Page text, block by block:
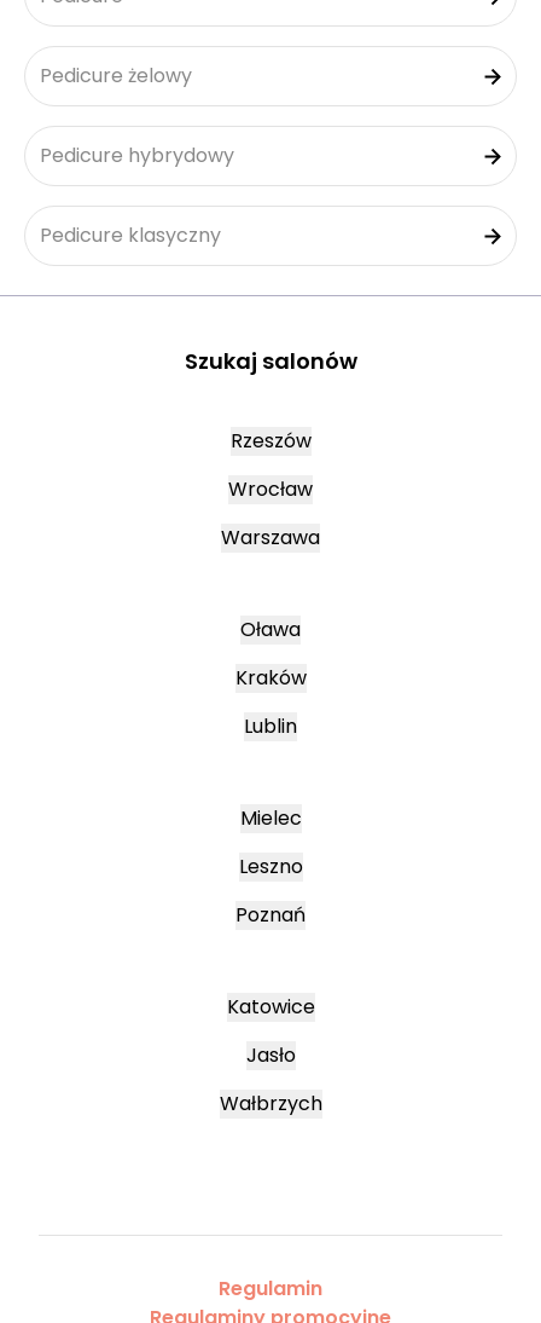
Pedicure żelowy
Pedicure hybrydowy
Pedicure klasyczny
Szukaj salonów
Rzeszów
Wrocław
Warszawa
Oława
Kraków
Lublin
Mielec
Leszno
Poznań
Katowice
Jasło
Wałbrzych
Regulamin